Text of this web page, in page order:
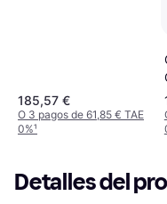
185,57 €
O 3 pagos de 61,85 € TAE
0%¹
Detalles del